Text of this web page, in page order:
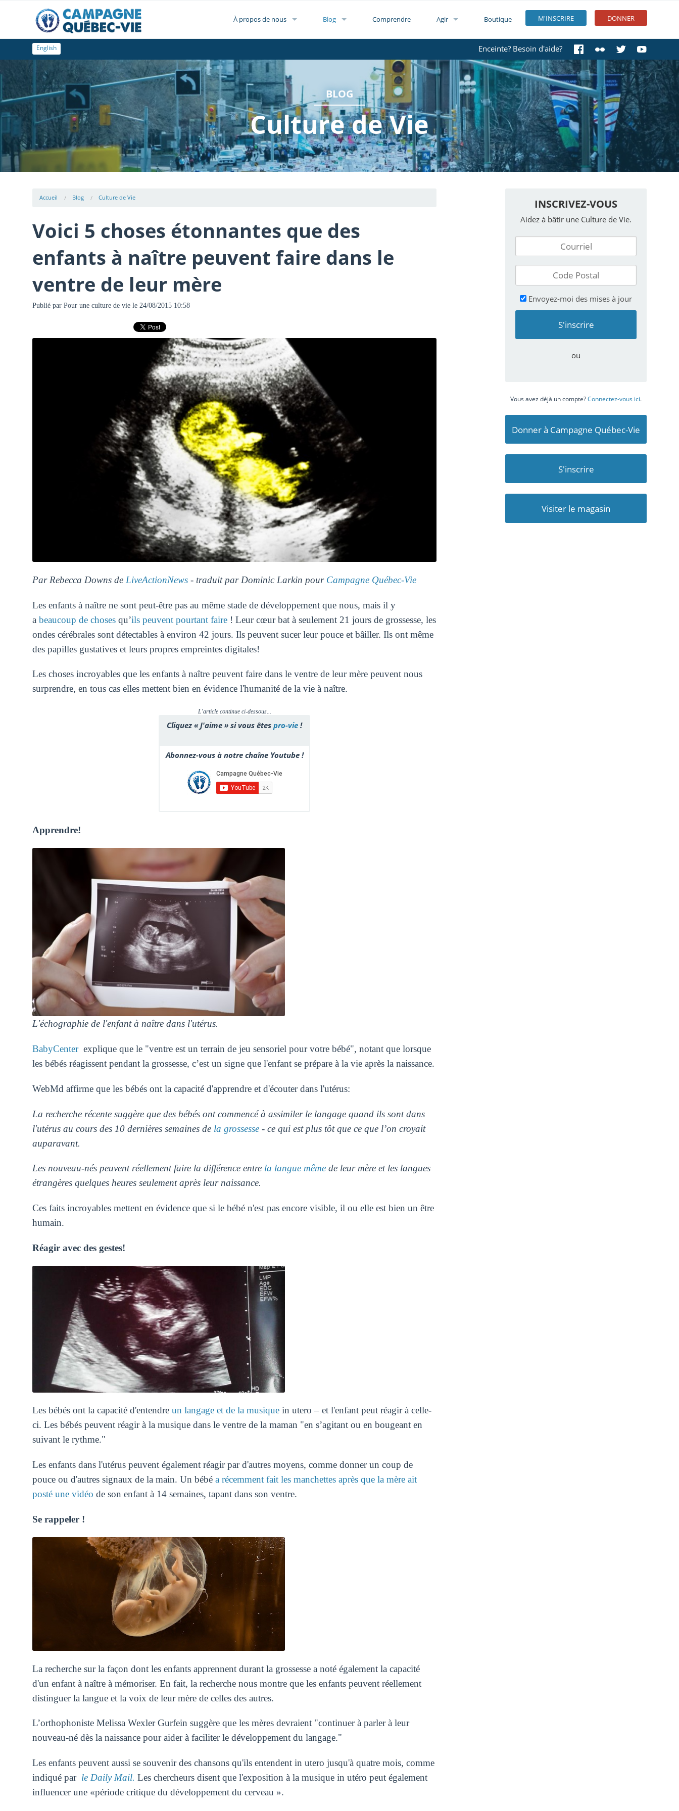
M'INSCRIRE DONNER
À propos de nous Blog Comprendre Agir Boutique
Enceinte? Besoin d'aide?
English
BLOG
Culture de Vie
Accueil Blog Culture de Vie
Voici 5 choses étonnantes que des
enfants à naître peuvent faire dans le
ventre de leur mère
Publié par Pour une culture de viele 24/08/2015 10:58
Par Rebecca Downs de LiveActionNews- traduit par Dominic Larkin pour Campagne Québec-Vie
Les enfants à naître ne sont peut-être pas au même stade de développement que nous, mais il y
a beaucoup de chosesqu’ils peuvent pourtant faire! Leur cœur bat à seulement 21 jours de grossesse, les
ondes cérébrales sont détectables à environ 42 jours. Ils peuvent sucer leur pouce et bâiller. Ils ont même
des papilles gustatives et leurs propres empreintes digitales!
Les choses incroyables que les enfants à naître peuvent faire dans le ventre de leur mère peuvent nous
surprendre, en tous cas elles mettent bien en évidence l'humanité de la vie à naître.
L'article continue ci-dessous...
Cliquez « J'aime » si vous êtes pro-vie !
Abonnez-vous à notre chaîne Youtube !
Apprendre!
L'échographie de l'enfant à naître dans l'utérus.
BabyCenterexplique que le "ventre est un terrain de jeu sensoriel pour votre bébé", notant que lorsque
les bébés réagissent pendant la grossesse, c’est un signe que l'enfant se prépare à la vie après la naissance.
WebMd affirme que les bébés ont la capacité d'apprendre et d'écouter dans l'utérus:
La recherche récente suggère que des bébés ont commencé à assimiler le langage quand ils sont dans
l'utérus au cours des 10 dernières semaines de la grossesse - ce qui est plus tôt que ce que l’on croyait
auparavant.
Les nouveau-nés peuvent réellement faire la différence entre la langue mêmede leur mère et les langues
étrangères quelques heures seulement après leur naissance.
Ces faits incroyables mettent en évidence que si le bébé n'est pas encore visible, il ou elle est bien un être
humain.
Réagir avec des gestes!
Les bébés ont la capacité d'entendre un langage et de la musiquein utero – et l'enfant peut réagir à celle-
ci. Les bébés peuvent réagir à la musique dans le ventre de la maman "en s’agitant ou en bougeant en
suivant le rythme."
Les enfants dans l'utérus peuvent également réagir par d'autres moyens, comme donner un coup de
pouce ou d'autres signaux de la main. Un bébé a récemment fait les manchettes après que la mère ait
posté une vidéo de son enfant à 14 semaines, tapant dans son ventre.
Se rappeler !
La recherche sur la façon dont les enfants apprennent durant la grossesse a noté également la capacité
d'un enfant à naître à mémoriser. En fait, la recherche nous montre que les enfants peuvent réellement
distinguer la langue et la voix de leur mère de celles des autres.
L’orthophoniste Melissa Wexler Gurfein suggère que les mères devraient "continuer à parler à leur
nouveau-né dès la naissance pour aider à faciliter le développement du langage."
Les enfants peuvent aussi se souvenir des chansons qu'ils entendent in utero jusqu'à quatre mois, comme
indiqué par le Daily Mail. Les chercheurs disent que l'exposition à la musique in utéro peut également
influencer une «période critique du développement du cerveau ».
INSCRIVEZ-VOUS
Aidez à bâtir une Culture de Vie.
Envoyez-moi des mises à jour
ou
Vous avez déjà un compte?Connectez-vous ici.
Donner à Campagne Québec-Vie
S'inscrire
Visiter le magasin